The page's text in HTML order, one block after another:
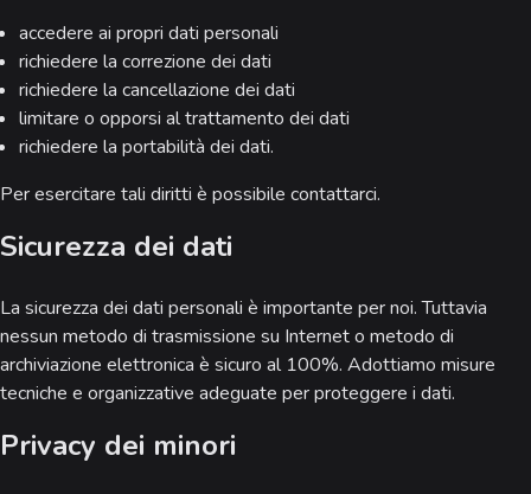
accedere ai propri dati personali
richiedere la correzione dei dati
richiedere la cancellazione dei dati
limitare o opporsi al trattamento dei dati
richiedere la portabilità dei dati.
Per esercitare tali diritti è possibile contattarci.
Sicurezza dei dati
La sicurezza dei dati personali è importante per noi. Tuttavia
nessun metodo di trasmissione su Internet o metodo di
archiviazione elettronica è sicuro al 100%. Adottiamo misure
tecniche e organizzative adeguate per proteggere i dati.
Privacy dei minori